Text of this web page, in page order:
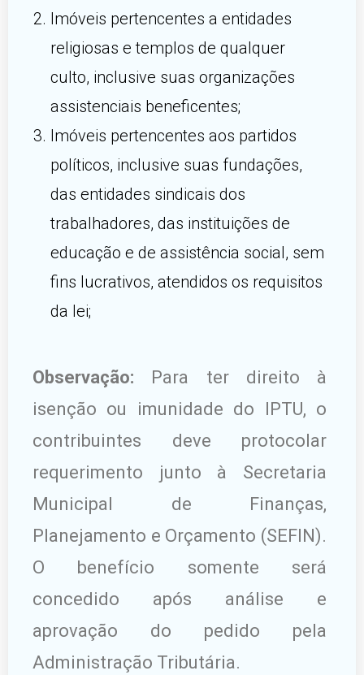
Imóveis pertencentes a entidades
religiosas e templos de qualquer
culto, inclusive suas organizações
assistenciais beneficentes;
Imóveis pertencentes aos partidos
políticos, inclusive suas fundações,
das entidades sindicais dos
trabalhadores, das instituições de
educação e de assistência social, sem
fins lucrativos, atendidos os requisitos
da lei;
Observação: Para ter direito à
isenção ou imunidade do IPTU, o
contribuintes deve protocolar
requerimento junto à Secretaria
Municipal de Finanças,
Planejamento e Orçamento (SEFIN).
O benefício somente será
concedido após análise e
aprovação do pedido pela
Administração Tributária.